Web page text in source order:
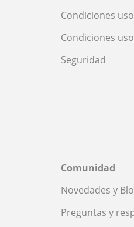
Condiciones
Condiciones
Seguridad
Comunidad
Novedades y
Preguntas y